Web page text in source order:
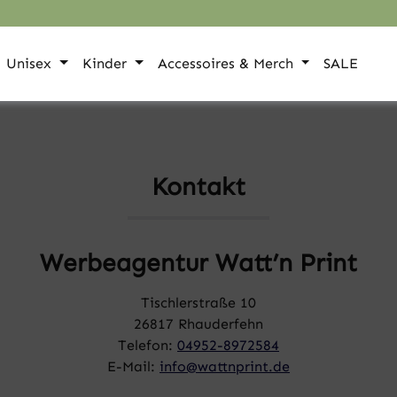
Unisex Kinder Accessoires & Merch SALE
Kontakt
Werbeagentur Watt’n Print
Tischlerstraße 10
26817 Rhauderfehn
Telefon: 04952-8972584
E-Mail: info@wattnprint.de